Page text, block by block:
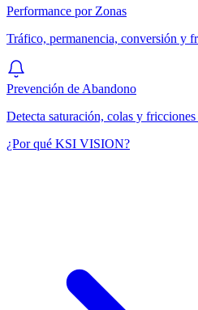
Performance por Zonas
Tráfico, permanencia, conversión y
Prevención de Abandono
Detecta saturación, colas y
¿Por qué KSI VISION?